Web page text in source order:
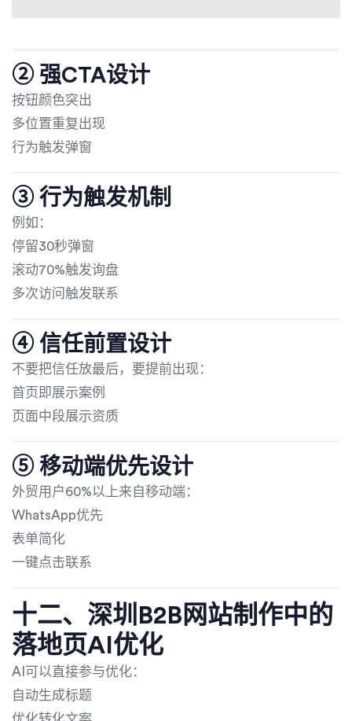
② 强CTA设计
按钮颜色突出
多位置重复出现
行为触发弹窗
③ 行为触发机制
例如：
停留30秒弹窗
滚动70%触发询盘
多次访问触发联系
④ 信任前置设计
不要把信任放最后，要提前出现：
首页即展示案例
页面中段展示资质
⑤ 移动端优先设计
外贸用户60%以上来自移动端：
WhatsApp优先
表单简化
一键点击联系
十二、深圳B2B网站制作中的
落地页AI优化
AI可以直接参与优化：
自动生成标题